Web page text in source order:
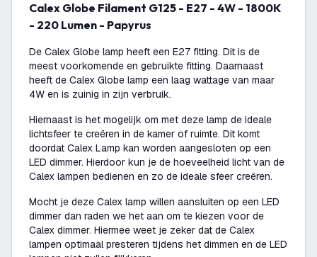
Calex Globe Filament G125 - E27 - 4W - 1800K
- 220 Lumen - Papyrus
De Calex Globe lamp heeft een E27 fitting. Dit is de
meest voorkomende en gebruikte fitting. Daarnaast
heeft de Calex Globe lamp een laag wattage van maar
4W en is zuinig in zijn verbruik.
Hiernaast is het mogelijk om met deze lamp de ideale
lichtsfeer te creëren in de kamer of ruimte. Dit komt
doordat Calex Lamp kan worden aangesloten op een
LED dimmer. Hierdoor kun je de hoeveelheid licht van de
Calex lampen bedienen en zo de ideale sfeer creëren.
Mocht je deze Calex lamp willen aansluiten op een LED
dimmer dan raden we het aan om te kiezen voor de
Calex dimmer. Hiermee weet je zeker dat de Calex
lampen optimaal presteren tijdens het dimmen en de LED